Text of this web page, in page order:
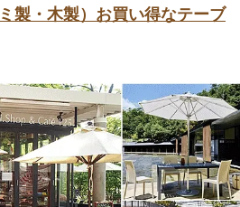
製・木製）お買い得なテーブ